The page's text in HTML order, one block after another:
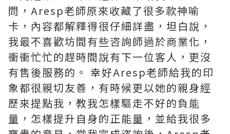
問，Aresp老師原來收藏了很多款神喻
卡，內容都解釋得很仔細詳盡，坦白說，
我最不喜歡坊間有些咨詢師過於商業化，
衝衝忙忙的趕時間說有下一位客人，更沒
有售後服務的。 幸好Aresp老師給我的印
象都很親切友善，有時候更以她的親身經
歷來提點我，教我怎樣驅走不好的負能
量，怎樣提升自身的正能量，並給我很多